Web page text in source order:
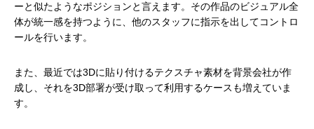
ーと似たようなポジションと言えます。その作品のビジュアル全
体が統一感を持つように、他のスタッフに指示を出してコントロ
ールを行います。
また、最近では3Dに貼り付けるテクスチャ素材を背景会社が作
成し、それを3D部署が受け取って利用するケースも増えていま
す。